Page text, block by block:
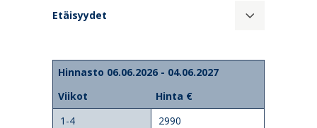
Etäisyydet
Hinnasto 06.06.2026 - 04.06.2027
Viikot
Hinta €
1-4
2990